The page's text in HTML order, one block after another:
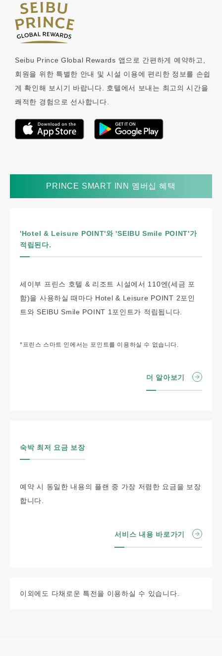
Seibu Prince Global Rewards 앱으로 간편하게 예약하고,
회원을 위한 특별한 안내 및 시설 이용에 편리한 정보를 손쉽
게 확인해 보시기 바랍니다. 호텔에서 보내는 최고의 시간을
쾌적한 경험으로 선사합니다.
PRINCE SMART INN 멤버십 혜택
'Hotel & Leisure POINT'와 'SEIBU Smile POINT'가
적립된다.
세이부 프린스 호텔 & 리조트 시설에서 110엔(세금 포
함)을 사용하실 때마다 Hotel & Leisure POINT 2포인
트와 SEIBU Smile POINT 1포인트가 적립됩니다.
*프린스 스마트 인에서는 포인트를 이용하실 수 없습니다.
더 알아보기
숙박 최저 요금 보장
예약 시 동일한 내용의 플랜 중 가장 저렴한 요금을 보장
합니다.
서비스 내용 바로가기
이외에도 다채로운 특전을 이용하실 수 있습니다.